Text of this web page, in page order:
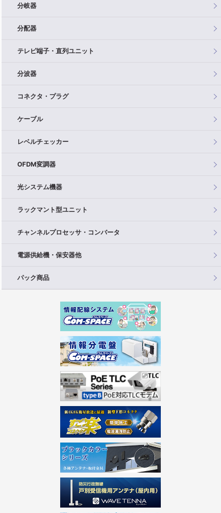
分岐器
分配器
テレビ端子・直列ユニット
分波器
コネクタ・プラグ
ケーブル
レベルチェッカー
OFDM変調器
光システム機器
ラックマント型ユニット
チャンネルプロセッサ・コンバータ
電源供給機・保安器他
パック商品